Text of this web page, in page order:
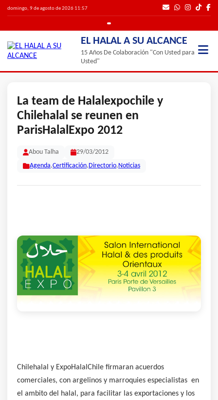
domingo, 9 de agosto de 2026 11:57
EL HALAL A SU ALCANCE
15 Años De Colaboración "Con Usted para
Usted"
La team de Halalexpochile y
Chilehalal se reunen en
ParisHalalExpo 2012
Abou Talha 29/03/2012
Agenda,Certificación, Directorio, Noticias
Chilehalal y ExpoHalalChile firmaran acuerdos
comerciales, con argelinos y marroquies especialistas en
el ambito del halal, para facilitar las exportaciones y los